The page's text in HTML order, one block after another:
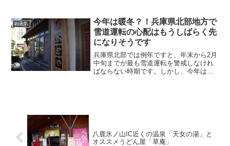
のガクです。さて、昨晩はお客様より活
イカ＆おこぜプランのリ...
お天気
今年は暖冬？！兵庫県北部地方で
雪道運転の心配はもうしばらく先
になりそうです
兵庫県北部では例年ですと、年末から2月
中旬までが最も雪道運転を警戒しなけれ
ばならない時期です。しかし、今年は
八鹿氷ノ山IC近くの温泉「天女の湯」と
オススメうどん屋「草庵」